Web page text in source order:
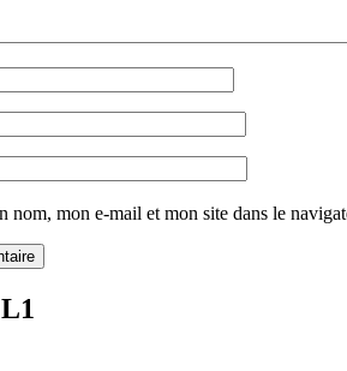
nom, mon e-mail et mon site dans le